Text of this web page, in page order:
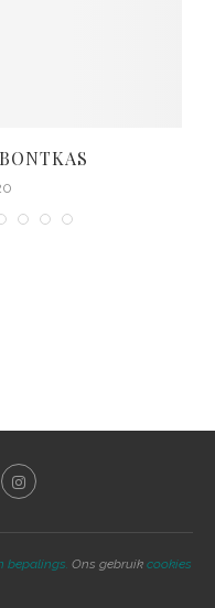
bepalings. Ons gebruik cookies